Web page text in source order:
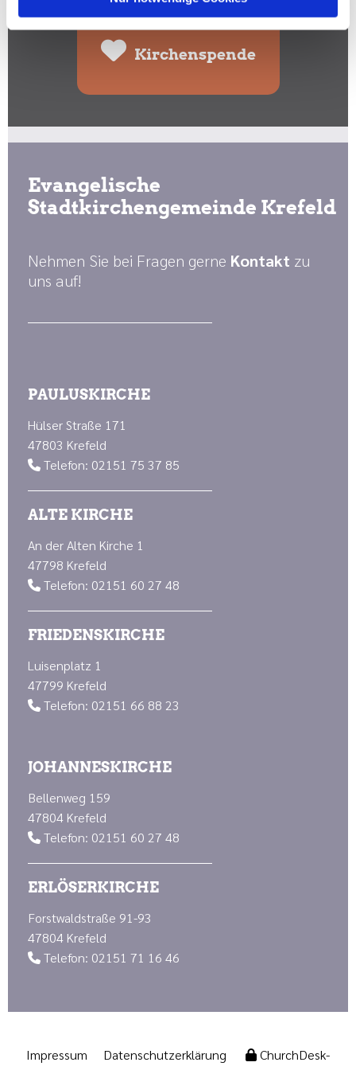
Kirchenspende
Evangelische
Stadtkirchengemeinde Krefeld
Nehmen Sie bei Fragen gerne Kontakt zu
uns auf!
PAULUSKIRCHE
Hülser Straße 171
47803 Krefeld
 Telefon: 02151 75 37 85
ALTE KIRCHE
An der Alten Kirche 1
47798 Krefeld
 Telefon: 02151 60 27 48
FRIEDENSKIRCHE
Luisenplatz 1
47799 Krefeld
 Telefon: 02151 66 88 23
JOHANNESKIRCHE
Bellenweg 159
47804 Krefeld
 Telefon: 02151 60 27 48
ERLÖSERKIRCHE
Forstwaldstraße 91-93
47804 Krefeld
 Telefon: 02151 71 16 46
Impressum Datenschutzerklärung
ChurchDesk-